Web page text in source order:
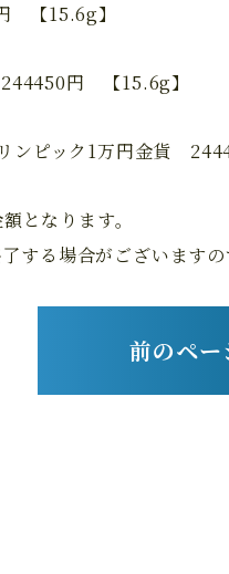
【15.6g】
円 【15.6g】
ンピック1万円金貨
となります。
する場合がございますの
前のペー